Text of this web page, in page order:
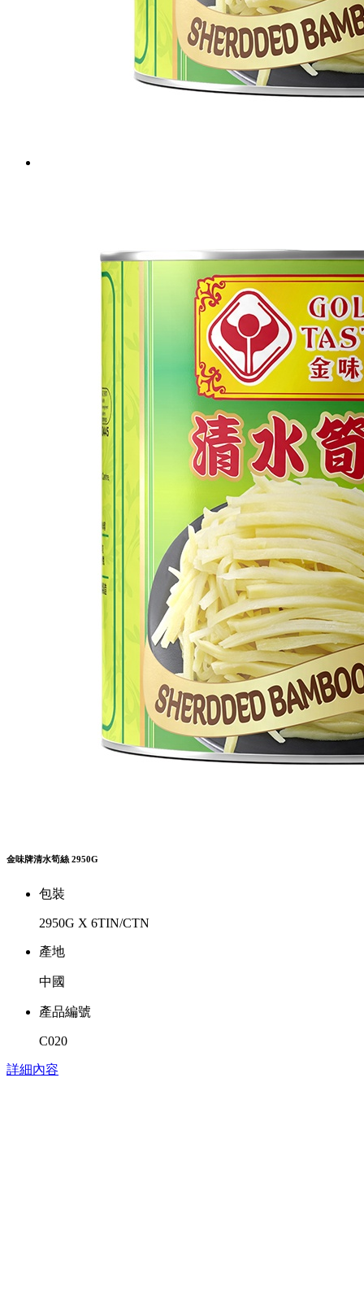
金味牌清水筍絲 2950G
包裝
2950G X 6TIN/CTN
產地
中國
產品編號
C020
詳細內容